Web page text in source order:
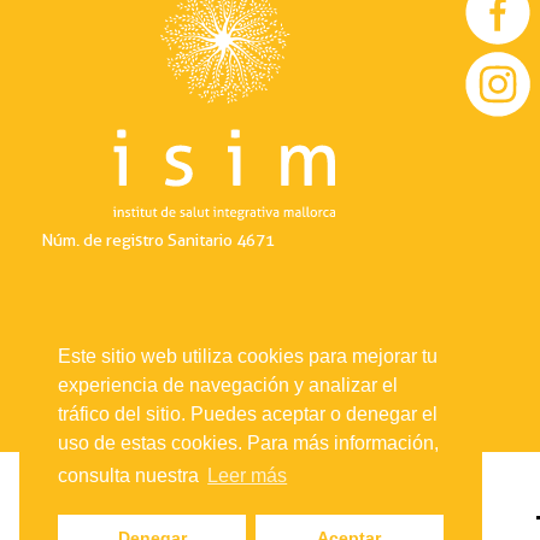
Núm. de registro Sanitario 4671
Este sitio web utiliza cookies para mejorar tu
experiencia de navegación y analizar el
tráfico del sitio. Puedes aceptar o denegar el
uso de estas cookies. Para más información,
consulta nuestra
Leer más